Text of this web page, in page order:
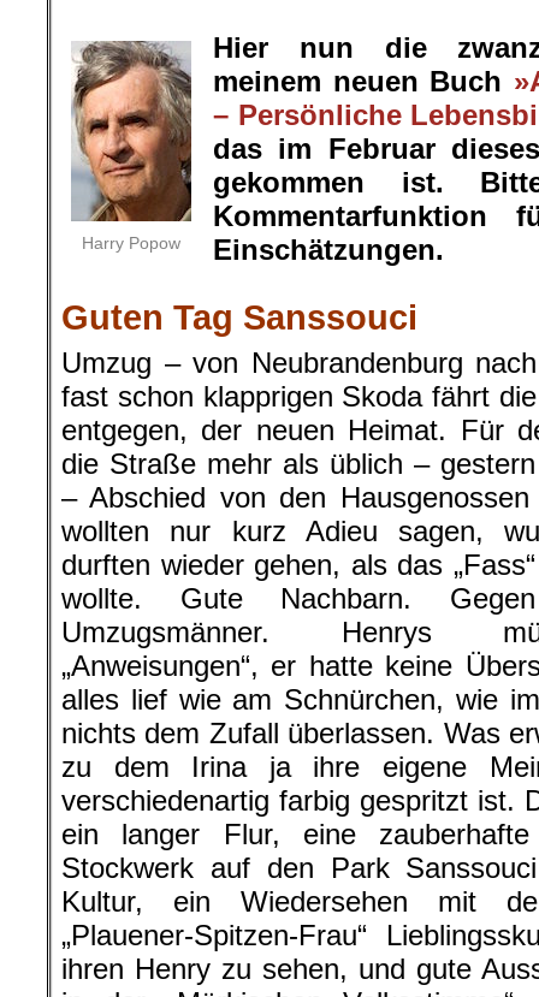
Harry Popow
Hier nun die
meinem neuen Buch
– Persönliche
das im Februar
gekommen ist.
Einschätzungen.
Guten Tag Sanssouci
Umzug – von Neubrandenburg
fast schon klapprigen Skoda fährt
entgegen, der neuen Heimat. Für
die Straße mehr als üblich –
– Abschied von den
wollten nur kurz Adieu sagen,
durften wieder gehen, als das
wollte. Gute Nachbarn.
Umzugsmänner. Henrys
„Anweisungen“, er hatte keine
alles lief wie am Schnürchen, wie
nichts dem Zufall überlassen. Was
zu dem Irina ja ihre eigene
verschiedenartig farbig gespritzt ist.
ein langer Flur, eine
Stockwerk auf den Park
Kultur, ein Wiedersehen mit
„Plauener-Spitzen-Frau“
ihren Henry zu sehen, und gute